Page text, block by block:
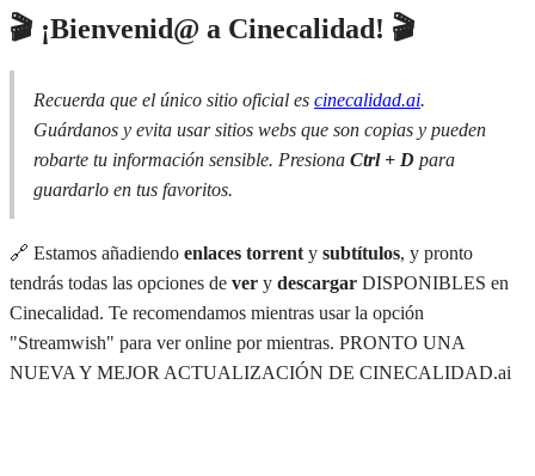
🎬 ¡Bienvenid@ a Cinecalidad! 🎬
Recuerda que el único sitio oficial es cinecalidad.ai.
Guárdanos y evita usar sitios webs que son copias y pueden
robarte tu información sensible. Presiona Ctrl + D para
guardarlo en tus favoritos.
🔗 Estamos añadiendo enlaces torrent y subtítulos, y pronto
tendrás todas las opciones de ver y descargar DISPONIBLES en
Cinecalidad. Te recomendamos mientras usar la opción
"Streamwish" para ver online por mientras. PRONTO UNA
NUEVA Y MEJOR ACTUALIZACIÓN DE CINECALIDAD.ai